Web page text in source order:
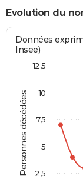
Evolution du
Personnes décédées
Données
Insee)
2,5
5
7,5
10
12,5